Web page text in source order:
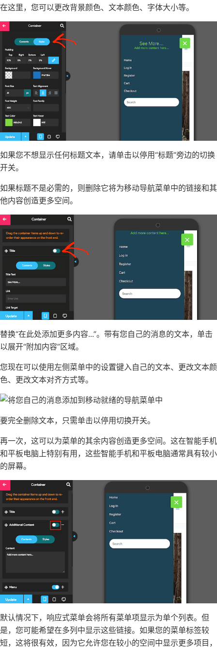
在这里，您可以更改背景颜色、文本颜色、 字体大小等。
如果您不想显示任何标题文本，请单击以停用“标题”旁边的切换
开关。
如果标题不是必需的，则删除它将为移动导航菜单中的链接和其
他内容创造更多空间。
替换“在此处添加更多内容...”。带有您自己的消息的文本，单击
以展开“附加内容”区域。
您现在可以使用左侧菜单中的设置键入自己的文本、更改文本颜
色、更改文本对齐方式等。
要完全删除文本，只需单击以停用切换开关。
再一次，这可以为菜单的其余内容创造更多空间。这在智能手机
和平板电脑上特别有用，这些智能手机和平板电脑通常具有较小
的屏幕。
默认情况下，响应式菜单会将所有菜单项显示为单个列表。但
是，您可能希望在多列中显示这些链接。如果您的菜单标签较
短，这将很有效，因为它允许您在较小的空间中显示更多项目，